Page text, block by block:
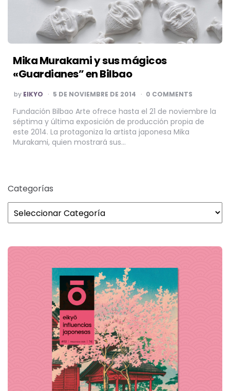
Mika Murakami y sus mágicos
«Guardianes” en Bilbao
POSTED
BY
by EIKYO 5 DE NOVIEMBRE DE 2014 0 COMMENTS
Fundación Bilbao Arte ofrece hasta el 21 de noviembre la
séptima y última exposición de producción propia de
este 2014. La protagoniza la artista japonesa Mika
Murakami, quien mostrará sus…
Categorías